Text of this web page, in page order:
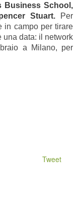
Business School,
Stuart.Per
in campo per tirare
una data: il network
a Milano, per
Tweet